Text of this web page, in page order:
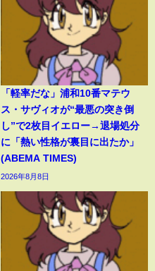
「軽率だな」浦和10番マテウ
ス・サヴィオが“最悪の突き倒
し”で2枚目イエロー→退場処分
に「熱い性格が裏目に出たか」
(ABEMA TIMES)
2026年8月8日